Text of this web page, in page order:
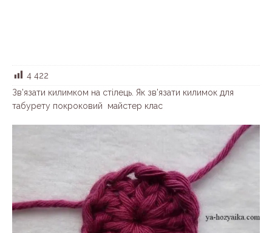
4 422
Зв’язати килимком на стілець. Як зв’язати килимок для
табурету покроковий майстер клас